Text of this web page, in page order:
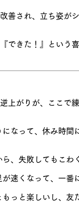
善され、立ち姿が
できた！』という
上がりが、ここで
なって、休み時間
、失敗してもこわ
速くなって、一番
っと楽しいし、友